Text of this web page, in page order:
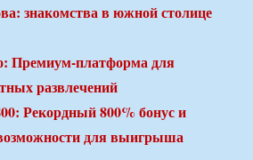
знакомства в южной столице
Премиум-платформа для
развлечений
Рекордный 800% бонус и
для выигрыша